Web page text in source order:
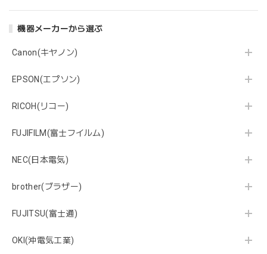
機器メーカーから選ぶ
Canon(キヤノン)
EPSON(エプソン)
RICOH(リコー)
FUJIFILM(富士フイルム)
NEC(日本電気)
brother(ブラザー)
FUJITSU(富士通)
OKI(沖電気工業)